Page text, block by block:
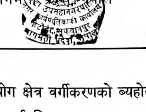
हेटौंडा उपमहानगरपालिकाको सूची दर्ता
चुरियामाई सुरुङको संरक्षण तथा
पोषाक र परिचयपत्र अनिवार्य लगाउने